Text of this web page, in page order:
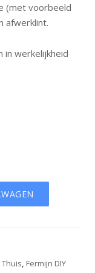
(met voorbeeld
afwerklint.
in werkelijkheid
, Fermijn DIY